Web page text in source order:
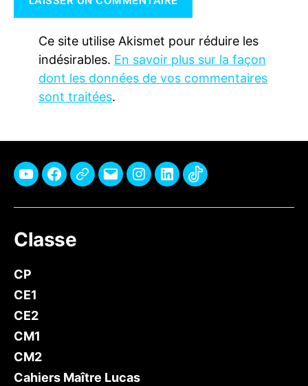
Ce site utilise Akismet pour réduire les
indésirables. En savoir plus sur la façon
dont les données de vos commentaires
sont traitées.
YoutubeFacebook
Pinterest
E-
Instagram
LinkedinTikTok
Classe
CP
CE1
CE2
CM1
CM2
Cahiers Maître Lucas